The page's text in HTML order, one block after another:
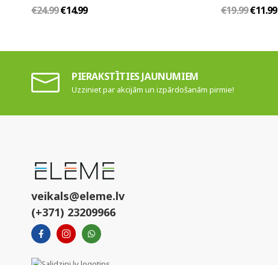
€24.99€14.99 €19.99€11.99
PIERAKSTĪTIES JAUNUMIEM
Uzziniet par akcijām un izpārdošanām pirmie!
veikals@eleme.lv
(+371) 23209966